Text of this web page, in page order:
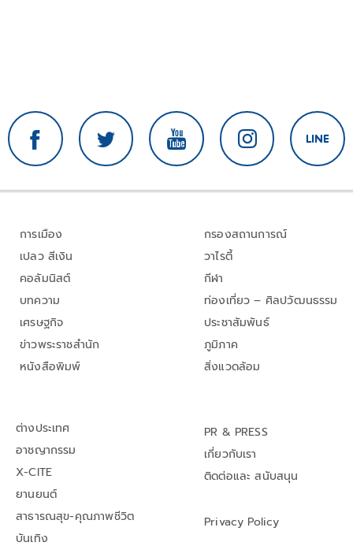
การเมือง
เปลว สีเงิน
คอลัมนิสต์
บทความ
เศรษฐกิจ
ข่าวพระราชสำนัก
หนังสือพิมพ์
กรองสถานการณ์
วาไรตี้
กีฬา
ท่องเที่ยว – ศิลปวัฒนธรรม
ประชาสัมพันธ์
ภูมิภาค
สิ่งแวดล้อม
ต่างประเทศ
อาชญากรรม
X-CITE
ยานยนต์
สาธารณสุข-คุณภาพชีวิต
บันเทิง
PR & PRESS
เกี่ยวกับเรา
ติดต่อและ สนับสนุน
Privacy Policy